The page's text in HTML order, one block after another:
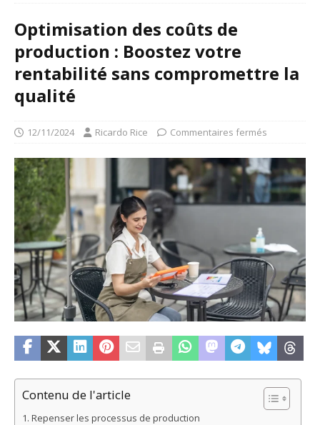
Optimisation des coûts de
production : Boostez votre
rentabilité sans compromettre la
qualité
12/11/2024 Ricardo Rice Commentaires fermés
Contenu de l'article
Repenser les processus de production